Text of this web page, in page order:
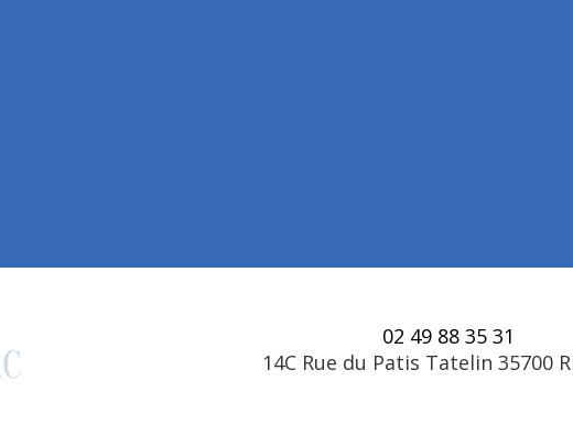
02 49 88 35 31
14C Rue du Patis Tatelin 35700